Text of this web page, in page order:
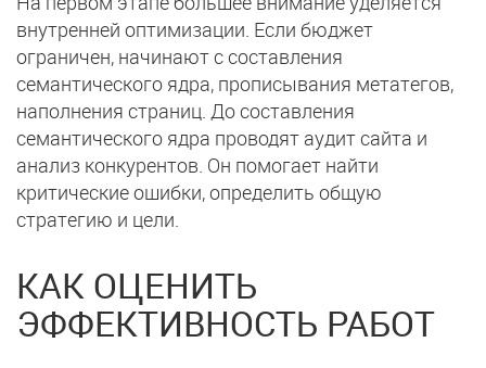
внутренней оптимизации. Если бюджет
ограничен, начинают с составления
семантического ядра, прописывания метатегов,
наполнения страниц. До составления
семантического ядра проводят аудит сайта и
анализ конкурентов. Он помогает найти
критические ошибки, определить общую
стратегию и цели.
КАК ОЦЕНИТЬ
ЭФФЕКТИВНОСТЬ РАБОТ